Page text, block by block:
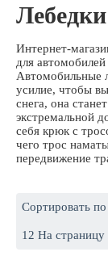
Интернет-
для
Автомобильные
усилие, чтобы
снега, она
экстремальной
себя крюк с
чего трос
передвижение
Сортировать
12 На страницу